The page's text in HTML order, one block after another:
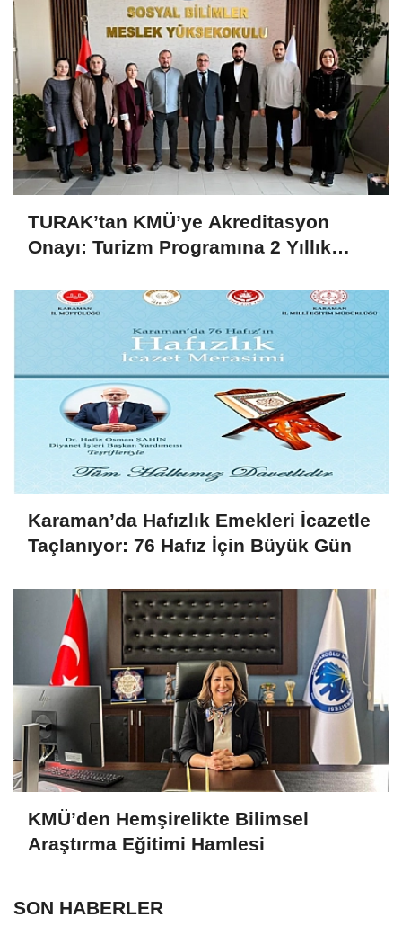
TURAK’tan KMÜ’ye Akreditasyon
Onayı: Turizm Programına 2 Yıllık
Karaman’da Hafızlık Emekleri İcazetle
Taçlanıyor: 76 Hafız İçin Büyük Gün
KMÜ’den Hemşirelikte Bilimsel
Araştırma Eğitimi Hamlesi
SON HABERLER